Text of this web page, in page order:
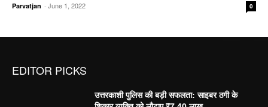
Parvatjan -June 1, 2022 0
EDITOR PICKS
उत्तरकाशी पुलिस की बड़ी सफलता: साइबर ठगी के